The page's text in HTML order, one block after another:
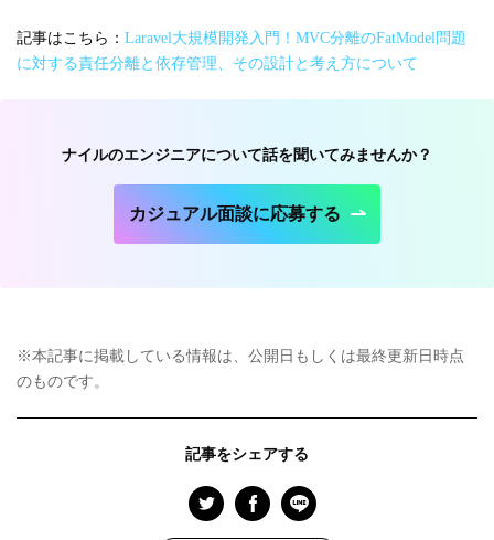
2023.08.01
記事はこちら： Laravel大規模開発入門！MVC分離のFatModel問題
に対する責任分離と依存管理、その設計と考え方について
ナイルのエンジニアについて話を聞いてみませんか？
カジュアル面談に応募する
※本記事に掲載している情報は、公開日もしくは最終更新日時点
のものです。
記事をシェアする